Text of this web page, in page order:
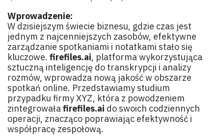
Wprowadzenie:
W dzisiejszym świecie biznesu, gdzie czas jest
jednym z najcenniejszych zasobów, efektywne
zarządzanie spotkaniami i notatkami stało się
kluczowe. firefiles.ai, platforma wykorzystująca
sztuczną inteligencję do transkrypcji i analizy
rozmów, wprowadza nową jakość w obszarze
spotkań online. Przedstawiamy studium
przypadku firmy XYZ, która z powodzeniem
zintegrowałafirefiles.ai do swoich codziennych
operacji, znacząco poprawiając efektywność i
współpracę zespołową.